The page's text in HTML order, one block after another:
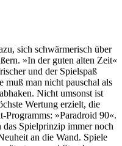
sich schwärmerisch über
»In der guten alten Zeit«
und der Spielspaß
muß man nicht pauschal als
Nicht umsonst ist
Wertung erzielt, die
Programms: »Paradroid 90«.
Spielprinzip immer noch
an die Wand. Spiele